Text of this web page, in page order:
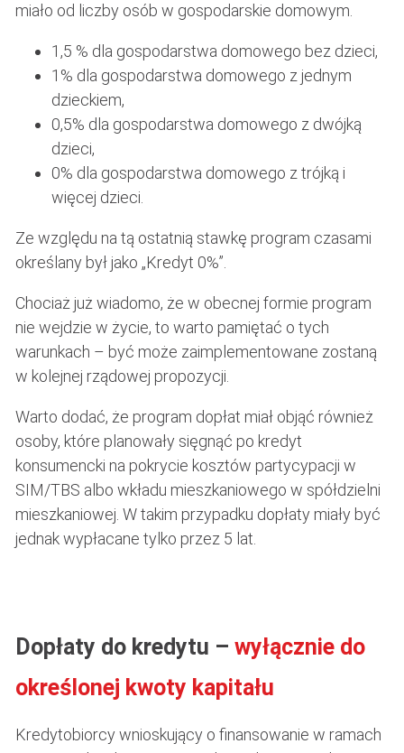
miało od liczby osób w gospodarskie domowym.
1,5 % dla gospodarstwa domowego bez dzieci,
1% dla gospodarstwa domowego z jednym
dzieckiem,
0,5% dla gospodarstwa domowego z dwójką
dzieci,
0% dla gospodarstwa domowego z trójką i
więcej dzieci.
Ze względu na tą ostatnią stawkę program czasami
określany był jako „Kredyt 0%”.
Chociaż już wiadomo, że w obecnej formie program
nie wejdzie w życie, to warto pamiętać o tych
warunkach – być może zaimplementowane zostaną
w kolejnej rządowej propozycji.
Warto dodać, że program dopłat miał objąć również
osoby, które planowały sięgnąć po kredyt
konsumencki na pokrycie kosztów partycypacji w
SIM/TBS albo wkładu mieszkaniowego w spółdzielni
mieszkaniowej. W takim przypadku dopłaty miały być
jednak wypłacane tylko przez 5 lat.
Dopłaty do kredytu – wyłącznie do
określonej kwoty kapitału
Kredytobiorcy wnioskujący o finansowanie w ramach